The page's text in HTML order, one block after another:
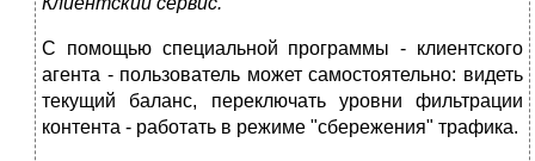
С помощью специальной программы - клиентского
агента - пользователь может самостоятельно: видеть
текущий баланс, переключать уровни фильтрации
контента - работать в режиме "сбережения" трафика.